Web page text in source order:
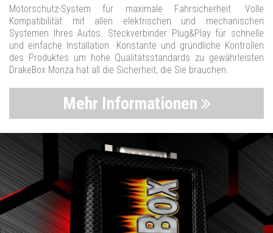
Motorschutz-System für maximale Fahrsicherheit. Volle
Kompatibilität mit allen elektrischen und mechanischen
Systemen Ihres Autos. Steckverbinder Plug&Play für schnelle
und einfache Installation. Konstante und gründliche Kontrollen
des Produktes um hohe Qualitätsstandards zu gewährleisten
DrakeBox Monza hat all die Sicherheit, die Sie brauchen.
Mehr Informationen